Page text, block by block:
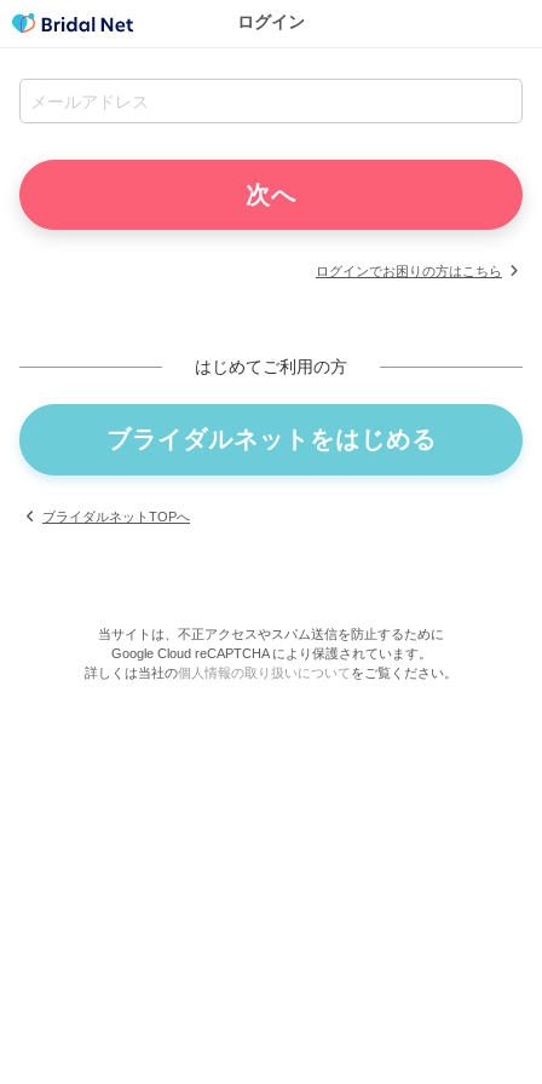
ログイン
ログインでお困りの方はこちら
はじめてご利用の方
ブライダルネットをはじめる
ブライダルネットTOPへ
当サイトは、不正アクセスやスパム送信を防止するために
Google Cloud reCAPTCHA により保護されています。
詳しくは当社の個人情報の取り扱いについてをご覧ください。